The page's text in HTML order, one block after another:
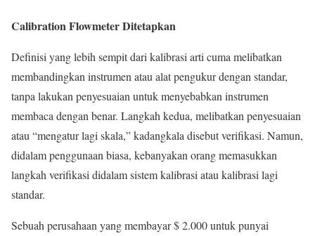
Calibration Flowmeter Ditetapkan
Definisi yang lebih sempit dari kalibrasi arti cuma melibatkan
membandingkan instrumen atau alat pengukur dengan standar,
tanpa lakukan penyesuaian untuk menyebabkan instrumen
membaca dengan benar. Langkah kedua, melibatkan penyesuaian
atau “mengatur lagi skala,” kadangkala disebut verifikasi. Namun,
didalam penggunaan biasa, kebanyakan orang memasukkan
langkah verifikasi didalam sistem kalibrasi atau kalibrasi lagi
standar.
Sebuah perusahaan yang membayar $ 2.000 untuk punyai